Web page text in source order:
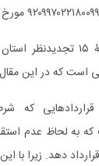
همین نظر در رأی شعبۀ ۱۵
است که در این
قراردادهایی که
به لحاظ عدم
دهد. زیرا با